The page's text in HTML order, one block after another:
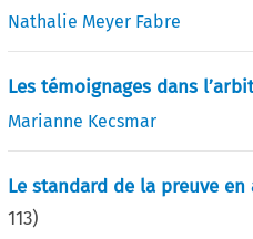
Nathalie Meyer Fabre
Les témoignages dans
Marianne Kecsmar
Le standard de la preuve
113)